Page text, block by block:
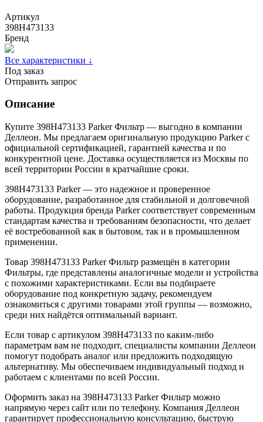
Артикул
398H473133
Бренд
Все характеристики ↓
Под заказ
Отправить запрос
Описание
Купите 398H473133 Parker Фильтр — выгодно в компании
Деллеон. Мы предлагаем оригинальную продукцию Parker с
официальной сертификацией, гарантией качества и по
конкурентной цене. Доставка осуществляется из Москвы по
всей территории России в кратчайшие сроки.
398H473133 Parker — это надежное и проверенное
оборудование, разработанное для стабильной и долговечной
работы. Продукция бренда Parker соответствует современным
стандартам качества и требованиям безопасности, что делает
её востребованной как в бытовом, так и в промышленном
применении.
Товар 398H473133 Parker Фильтр размещён в категории
Фильтры, где представлены аналогичные модели и устройства
с похожими характеристиками. Если вы подбираете
оборудование под конкретную задачу, рекомендуем
ознакомиться с другими товарами этой группы — возможно,
среди них найдётся оптимальный вариант.
Если товар с артикулом 398H473133 по каким-либо
параметрам вам не подходит, специалисты компании Деллеон
помогут подобрать аналог или предложить подходящую
альтернативу. Мы обеспечиваем индивидуальный подход и
работаем с клиентами по всей России.
Оформить заказ на 398H473133 Parker Фильтр можно
напрямую через сайт или по телефону. Компания Деллеон
гарантирует профессиональную консультацию, быструю